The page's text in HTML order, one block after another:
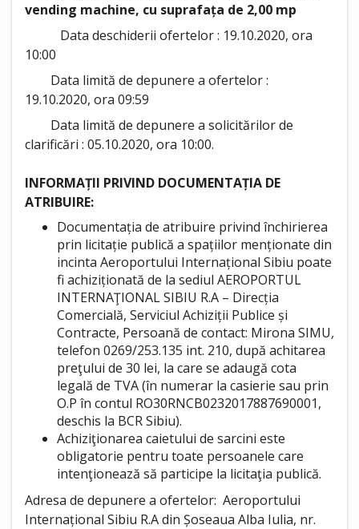
vending machine, cu suprafața de 2,00 mp
Data deschiderii ofertelor : 19.10.2020, ora
10:00
Data limită de depunere a ofertelor :
19.10.2020, ora 09:59
Data limită de depunere a solicitărilor de
clarificări : 05.10.2020, ora 10:00.
INFORMAȚII PRIVIND DOCUMENTAȚIA DE
ATRIBUIRE:
Documentația de atribuire privind închirierea
prin licitație publică a spațiilor menționate din
incinta Aeroportului Internațional Sibiu poate
fi achiziționată de la sediul AEROPORTUL
INTERNAŢIONAL SIBIU R.A – Direcția
Comercială, Serviciul Achiziții Publice și
Contracte, Persoană de contact: Mirona SIMU,
telefon 0269/253.135 int. 210, după achitarea
preţului de 30 lei, la care se adaugă cota
legală de TVA (în numerar la casierie sau prin
O.P în contul RO30RNCB0232017887690001,
deschis la BCR Sibiu).
Achiziţionarea caietului de sarcini este
obligatorie pentru toate persoanele care
intenţionează să participe la licitaţia publică.
Adresa de depunere a ofertelor: Aeroportului
Internațional Sibiu R.A din Șoseaua Alba Iulia, nr.